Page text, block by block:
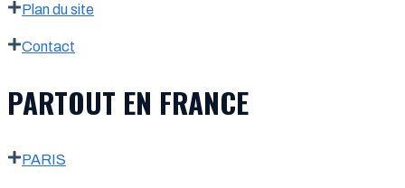
Plan du site
Contact
PARTOUT EN FRANCE
PARIS